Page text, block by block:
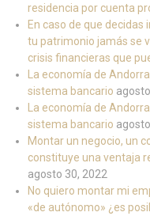
residencia por cuenta
En caso de que
tu patrimonio jamás se
crisis financieras que
La economía de
sistema bancario
La economía de
sistema bancario
Montar un negocio, un
constituye una ventaja
agosto 30, 2022
No quiero montar mi
«de autónomo» ¿es